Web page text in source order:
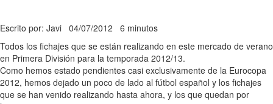
Escrito por: Javi 04/07/2012 6 minutos
Todos los fichajes que se están realizando en este mercado de verano
en Primera División para la temporada 2012/13.
Como hemos estado pendientes casi exclusivamente de la Eurocopa
2012, hemos dejado un poco de lado al fútbol español y los fichajes
que se han venido realizando hasta ahora, y los que quedan por